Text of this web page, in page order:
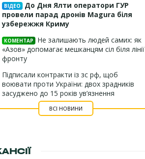
ВІДЕО
До Дня Ялти оператори ГУР
провели парад дронів Magura біля
узбережжя Криму
КОМЕНТАР
Не залишають людей самих: як
«Азов» допомагає мешканцям сіл біля лінії
фронту
Підписали контракти із зс рф, щоб
воювати проти України: двох зрадників
засуджено до 15 років ув’язнення
ВСІ НОВИНИ